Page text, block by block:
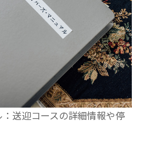
送迎コースの詳細情報や停